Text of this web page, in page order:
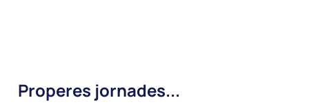
Properes jornades...